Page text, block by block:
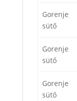
Gorenje
sütő
Gorenje
sütő
Gorenje
sütő